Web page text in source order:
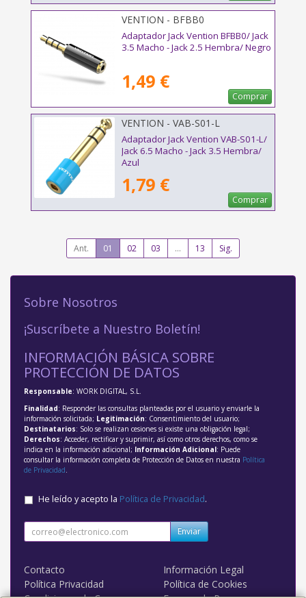
VENTION - BFBB0
Adaptador Jack Vention BFBB0/ Jack
3.5 Macho - Jack 2.5 Hembra/ Negro
1,49 €
Comprar
VENTION - VAB-S01-L
Adaptador Jack Vention VAB-S01-L/
Jack 6.5 Macho - Jack 3.5 Hembra/
Azul
1,79 €
Comprar
Ant. 01 02 03 ... 13 Sig.
Sobre Nosotros
¡Suscríbete a Nuestro Boletín!
INFORMACIÓN BÁSICA SOBRE
PROTECCIÓN DE DATOS
Responsable: WORK DIGITAL, S.L.
Finalidad: Responder las consultas planteadas por el usuario y enviarle la
información solicitada; Legitimación: Consentimiento del usuario;
Destinatarios: Solo se realizan cesiones si existe una obligación legal;
Derechos: Acceder, rectificar y suprimir, así como otros derechos, como se
indica en la información adicional; Información Adicional: Puede
consultar la información completa de Protección de Datos en nuestra Política
de Privacidad.
He leído y acepto la Política de Privacidad.
Enviar
Contacto
Información Legal
Política Privacidad
Política de Cookies